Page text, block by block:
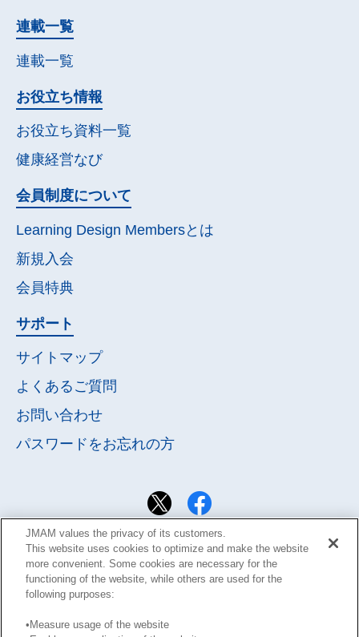
連載一覧
連載一覧
お役立ち情報
お役立ち資料一覧
健康経営なび
会員制度について
Learning Design Membersとは
新規入会
会員特典
サポート
サイトマップ
よくあるご質問
お問い合わせ
パスワードをお忘れの方
JMAM values the privacy of its customers.
This website uses cookies to optimize and make the website
more convenient. Some cookies are necessary for the
functioning of the website, while others are used for the
following purposes:
•Measure usage of the website